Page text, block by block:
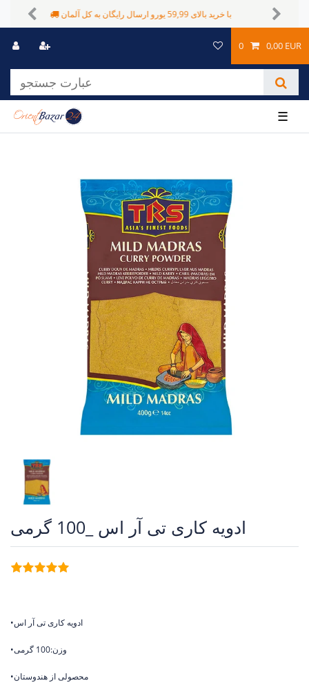
شیوه های پرداخت متفاوت Previous Next
0 0,00 EUR
☰
ادویه کاری تی آر اس _100 گرمی
•وزن:100 گرمی
•محصولی از هندوستان